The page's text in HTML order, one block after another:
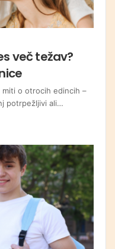
več težav?
o otrocih edincih –
potrpežljivi ali…